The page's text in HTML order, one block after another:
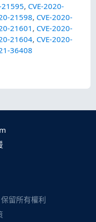
21595, CVE-2020-
21598, CVE-2020-
21601, CVE-2020-
21604, CVE-2020-
36408
留所有權利